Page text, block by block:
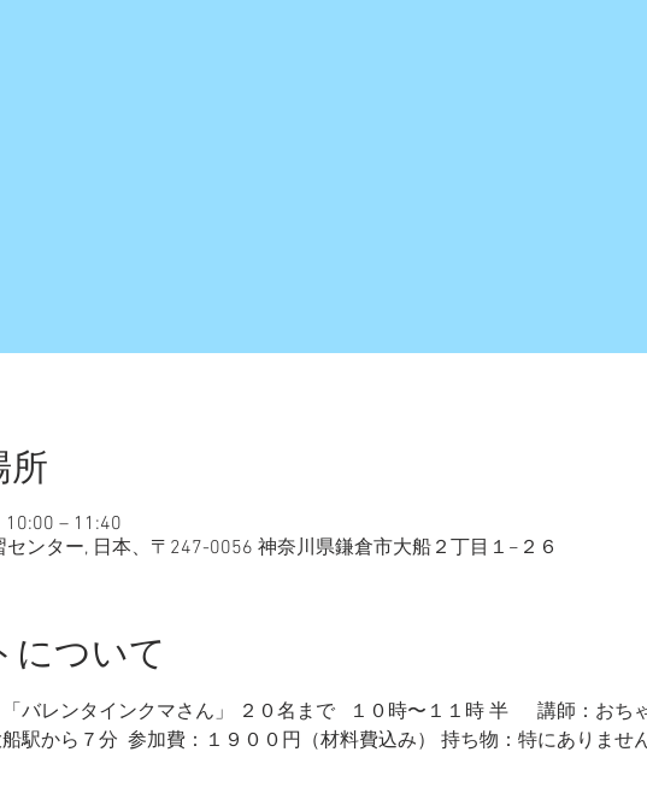
所
– 11:40
ンター, 日本、〒247-0056 神奈川県鎌倉市大船２丁目１−２６
について
バレンタインクマさん」 ２０名まで   １０時〜１１時 半　  講師：おち
駅から７分  参加費：１９００円（材料費込み） 持ち物：特にありません